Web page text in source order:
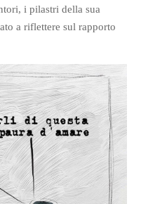
i pilastri della sua
a riflettere sul rapporto